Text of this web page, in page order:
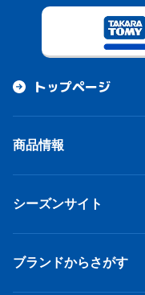
トップページ
商品情報
シーズンサイト
ブランドからさがす